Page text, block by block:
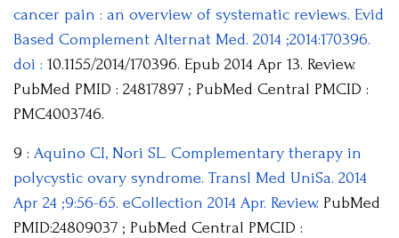
cancer pain : an overview of systematic reviews. Evid
Based Complement Alternat Med. 2014 ;2014:170396.
doi : 10.1155/2014/170396. Epub 2014 Apr 13. Review.
PubMed PMID : 24817897 ; PubMed Central PMCID :
PMC4003746.
9 : Aquino CI, Nori SL. Complementary therapy in
polycystic ovary syndrome. Transl Med UniSa. 2014
Apr 24 ;9:56-65. eCollection 2014 Apr. Review. PubMed
PMID:24809037 ; PubMed Central PMCID :